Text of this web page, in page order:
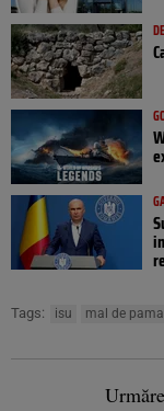
Tags: isu mal de